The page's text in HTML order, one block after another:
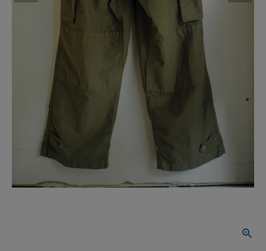
CONTENTS
INFORMATION
ご利用ガイド
プライバシーポリシー
特定商取引法について
お問い合わせ
OFFICIAL WEB SITE